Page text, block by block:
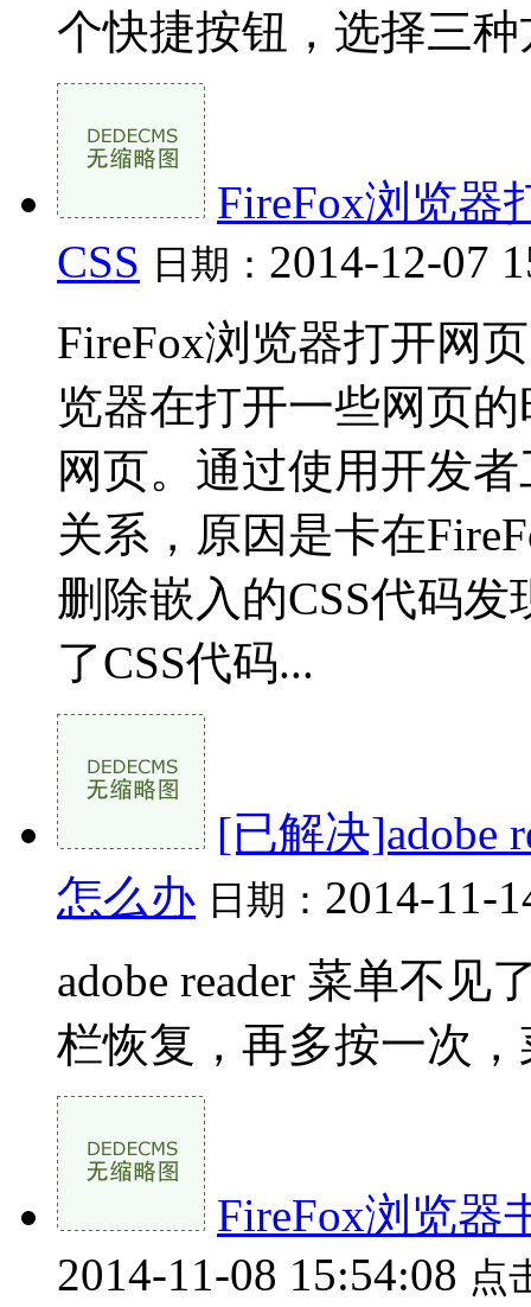
个快捷按钮，选择三
FireFox浏览器
CSS 日期： 2014-12-07
FireFox浏览器打开网
览器在打开一些网页
网页。通过使用开发
关系，原因是卡在
删除嵌入的CSS代码
了CSS代码...
[已解决]adobe
怎么办 日期： 2014-11-
adobe reader 菜单不
栏恢复，再多按一次
FireFox浏览器
2014-11-08 15:54:08 点